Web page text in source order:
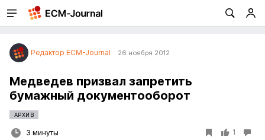
Редактор ECM-Journal 26 ноября 2012
Медведев призвал запретить
бумажный документооборот
АРХИВ
3 минуты 1